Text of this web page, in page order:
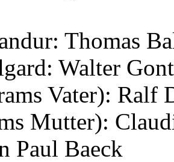
Thomas
Walter
Vater): Ralf
Mutter):
Paul Baeck